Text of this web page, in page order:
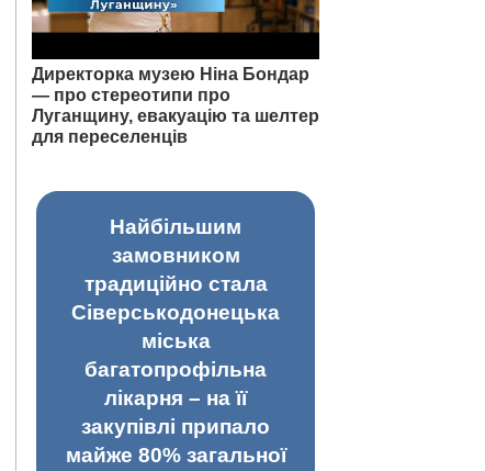
Директорка музею Ніна Бондар
— про стереотипи про
Луганщину, евакуацію та шелтер
для переселенців
Найбільшим
замовником
традиційно стала
Сіверськодонецька
міська
багатопрофільна
лікарня – на її
закупівлі припало
майже 80% загальної